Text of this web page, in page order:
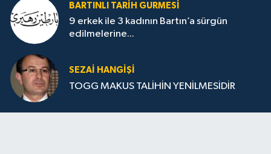
BARTINLI TARIH GURMESI
9 erkek ile 3 kadının Bartın’a sürgün
edilmelerine...
SEZAI HANGİŞİ
TOGG MAKUS TALİHİN YENİLMESİDİR